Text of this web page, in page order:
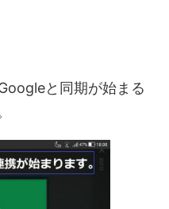
と同期が始まる